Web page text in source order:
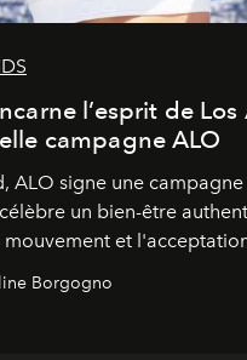
l’esprit de Los
campagne ALO
ALO signe une
un bien-être
et
Borgogno